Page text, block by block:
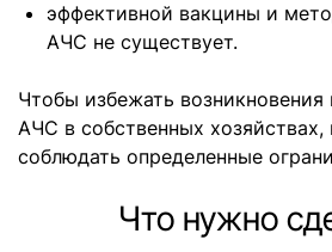
эффективной вакцины и
АЧС не существует.
Чтобы избежать возникновения
АЧС в собственных
соблюдать определенные
Что нужно